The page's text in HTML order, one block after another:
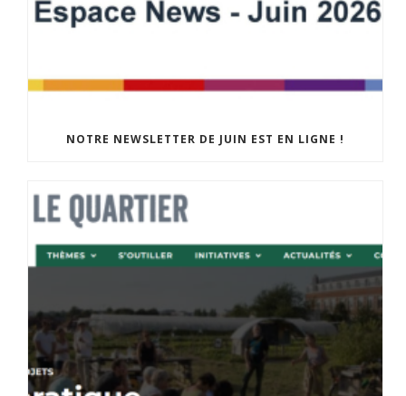
NOTRE NEWSLETTER DE JUIN EST EN LIGNE !